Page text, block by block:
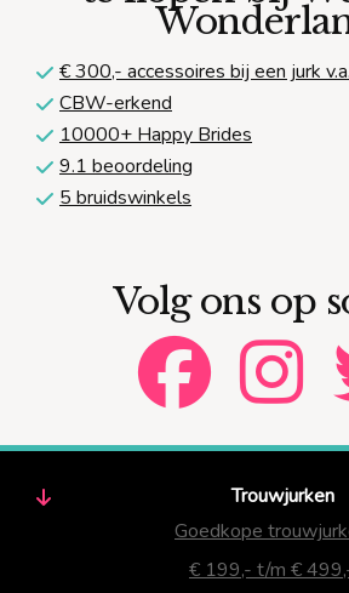
€ 300,- accessoires bij een jurk
CBW-erkend
10000+ Happy Brides
9.1 beoordeling
5 bruidswinkels
Volg ons op
Trouwjurken
Goedkope
€ 199,- t/m €